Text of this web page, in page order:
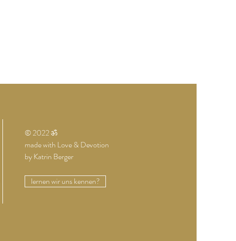
© 2022 ॐ
made with Love & Devotion
by Katrin Berger
lernen wir uns kennen?